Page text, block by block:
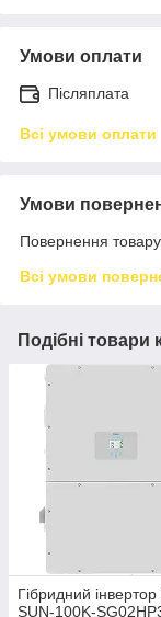
Умови оплати
Післяплата
Всі умови оплати
Умови
Повернення
Всі умови
Подібні товари
Гібридний
SUN-100K-